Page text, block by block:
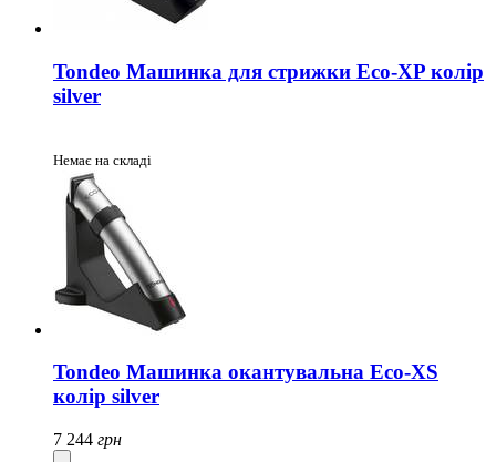
Tondeo Машинка для стрижки Eco-XP колір
silver
Немає на складі
Tondeo Машинка окантувальна Eco-XS
колір silver
7 244 грн